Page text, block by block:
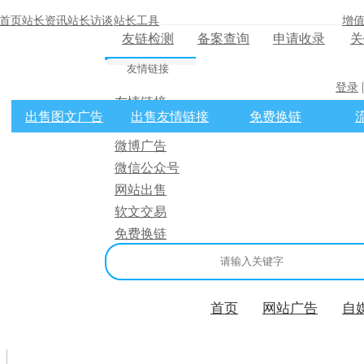
首页 站长资讯站长访谈站长工具
友链检测 备案查询 申请收录
增
登录
友情链接
友情链接
网站广告
微博广告
微信公众号
网站出售
软文交易
免费换链
首页 网站广告 自
出售图文广告 出售友情链接 免费换链
×